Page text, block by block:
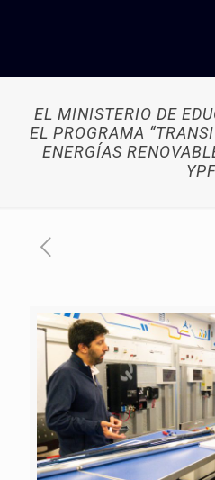
EL MINISTERIO DE
EL PROGRAMA
ENERGÍAS